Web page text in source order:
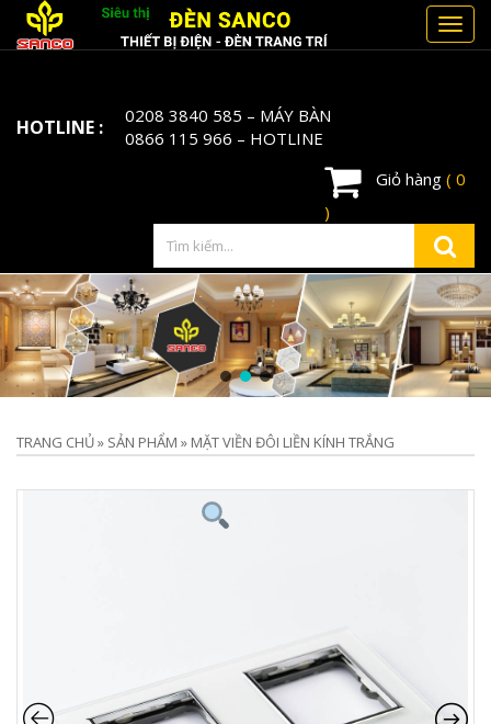
HOTLINE : 0208 3840 585 – MÁY BÀN
0866 115 966 – HOTLINE
Giỏ hàng ( 0
)
TRANG CHỦ» SẢN PHẨM » MẶT VIỀN ĐÔI LIỀN KÍNH TRẮNG